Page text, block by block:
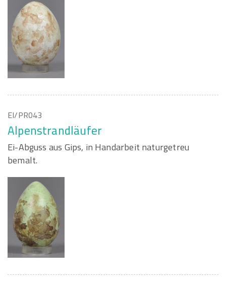
EI/PR043
Alpenstrandläufer
Ei-Abguss aus Gips, in Handarbeit naturgetreu
bemalt.